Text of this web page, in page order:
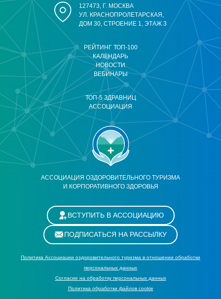
АССОЦИАЦИЯ ОЗДОРОВИТЕЛЬНОГО ТУРИЗМА
И КОРПОРАТИВНОГО ЗДОРОВЬЯ
РЕЙТИНГ ТОП-100
КАЛЕНДАРЬ
НОВОСТИ
ВЕБИНАРЫ
ТОП-5 ЗДРАВНИЦ
АССОЦИАЦИЯ
127473, Г. МОСКВА
УЛ. КРАСНОПРОЛЕТАРСКАЯ,
ДОМ 30, СТРОЕНИЕ 1, ЭТАЖ 3
ВСТУПИТЬ В АССОЦИАЦИЮ
ПОДПИСАТЬСЯ НА РАССЫЛКУ
Политика Ассоциации оздоровительного туризма в отношении обработки
персональных данных
Cогласие на обработку персональных данных
Политика обработки файлов cookie